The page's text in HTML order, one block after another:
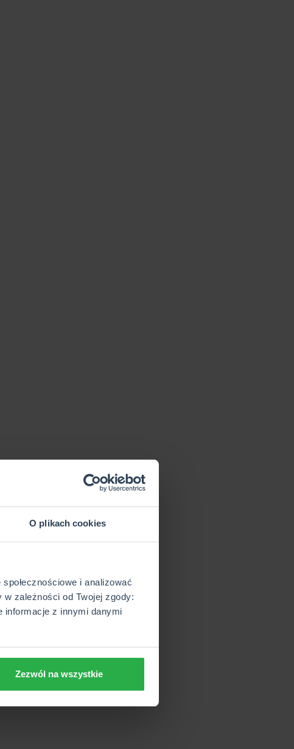
O plikach cookies
i analizować
zależności od Twojej zgody:
informacje z innymi danymi
Zezwól na wszystkie